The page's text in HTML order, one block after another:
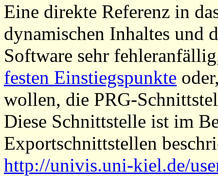
Eine direkte Referenz in
dynamischen Inhaltes und
Software sehr
festen Einstiegspunkte
wollen, die PRG-
Diese Schnittstelle ist im
Exportschnittstellen
http://univis.uni-kiel.de/